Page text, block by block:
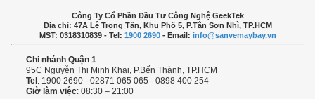
Công Ty Cổ Phần Đầu Tư Công Nghệ GeekTek
Địa chỉ: 47A Lê Trọng Tấn, Khu Phố 5, P.Tân Sơn Nhì, TP.HCM
MST: 0318310839 - Tel: 1900 2690- Email: info@sanvemaybay.vn
Chi nhánh Quận 1
95C Nguyễn Thị Minh Khai, P.Bến Thành, TP.HCM
Tel : 1900 2690 - 02871 065 065 - 0898 400 254
Giờ làm việc: 08:30 – 21:00